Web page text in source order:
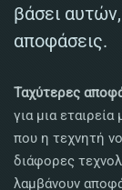
βάσει
αποφάσεις.
Ταχύτερες
για μια εταιρεία
που η τεχνητή
διάφορες
λαμβάνουν